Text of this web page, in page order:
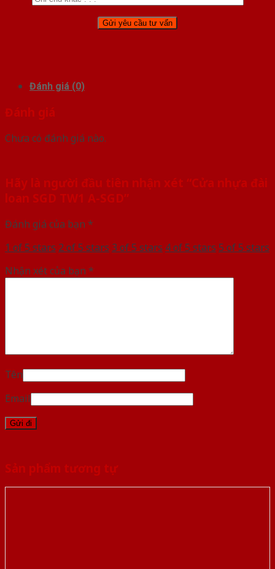
Đánh giá (0)
Đánh giá
Chưa có đánh giá nào.
Hãy là người đầu tiên nhận xét “Cửa nhựa đài
loan SGD TW1 A-SGD”
Đánh giá của bạn *
1 of 5 stars 2 of 5 stars 3 of 5 stars 4 of 5 stars 5 of 5 stars
Nhận xét của bạn *
Tên
Email
Sản phẩm tương tự